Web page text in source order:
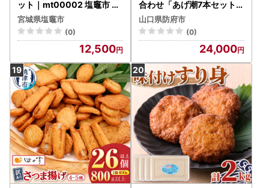
ット｜mt00002 塩竈市 塩
釜 (有)増友商店
宮城県塩竈市
(0)
12,500
合わせ「あげ潮7本セット」
株式会社杉本利兵衛本店 山
口県 防府市 B-D04 かまぼ
こ 蒲鉾 練り物 白身魚 焼き
抜き 焼き抜きかまぼこ 詰め
合わせ 贈り物 贈答 山口名
産 特産品
山口県防府市
(0)
24,000